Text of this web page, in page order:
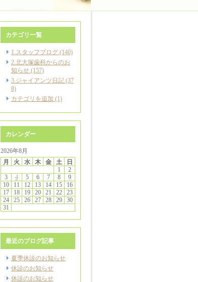
カテゴリ一覧
1.スタッフブログ (140)
2.北大塚歯科からのお
知らせ (157)
3.ジャイアンツ日記 (37
8)
カテゴリを追加 (1)
カレンダー
2026年8月
月
火 水 木 金 土
日
1
2
3
4 5 6 7 8
9
10
11 12 13 14 15
16
17
18 19 20 21 22
23
24
25 26 27 28 29
30
31
最近のブログ記事
夏季休診のお知らせ
休診のお知らせ
休診のお知らせ